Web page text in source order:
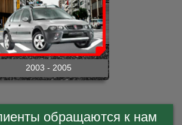
2003 - 2005
обращаются к нам